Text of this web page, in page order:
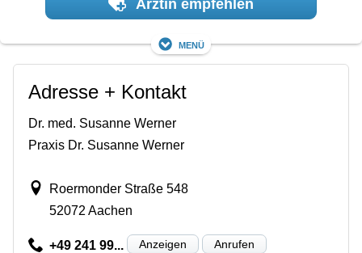
Ärztin empfehlen
Menü
Adresse + Kontakt
Dr. med. Susanne Werner
Praxis Dr. Susanne Werner
Roermonder Straße 548
52072 Aachen
+49 241 99... Anzeigen Anrufen